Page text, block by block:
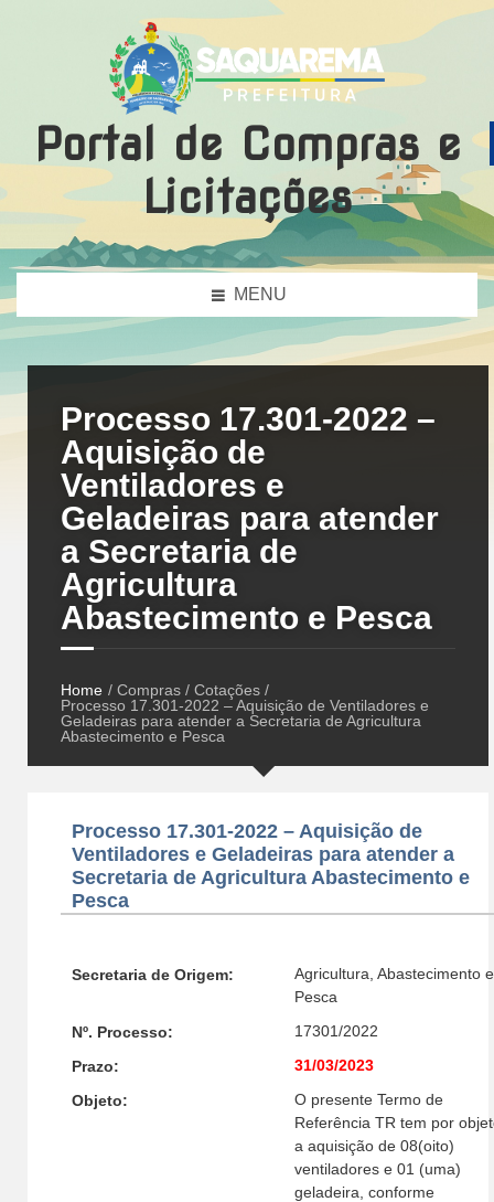
Portal de Compras e
Licitações
MENU
Processo 17.301-2022 –
Aquisição de
Ventiladores e
Geladeiras para atender
a Secretaria de
Agricultura
Abastecimento e Pesca
Home / Compras / Cotações /
Processo 17.301-2022 – Aquisição de Ventiladores e
Geladeiras para atender a Secretaria de Agricultura
Abastecimento e Pesca
Processo 17.301-2022 – Aquisição de
Ventiladores e Geladeiras para atender a
Secretaria de Agricultura Abastecimento e
Pesca
Secretaria de Origem:
Agricultura, Abastecimento e
Pesca
Nº. Processo: 17301/2022
Prazo: 31/03/2023
Objeto:
O presente Termo de
Referência TR tem por
a aquisição de 08(oito)
ventiladores e 01 (uma)
geladeira, conforme